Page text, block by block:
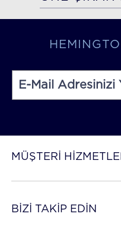
MÜŞTERİ
BİZİ TAKİP EDİN